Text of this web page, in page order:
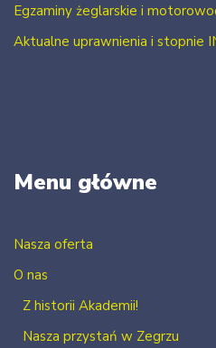
Egzaminy żeglarskie i
Aktualne uprawnienia i stopnie
Menu główne
Nasza oferta
O nas
Z historii Akademii!
Nasza przystań w Zegrzu